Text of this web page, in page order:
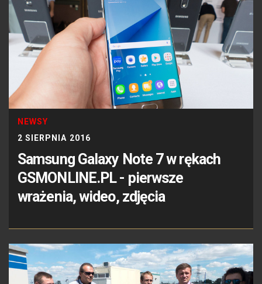
NEWSY
2 SIERPNIA 2016
Samsung Galaxy Note 7 w rękach
GSMONLINE.PL - pierwsze
wrażenia, wideo, zdjęcia